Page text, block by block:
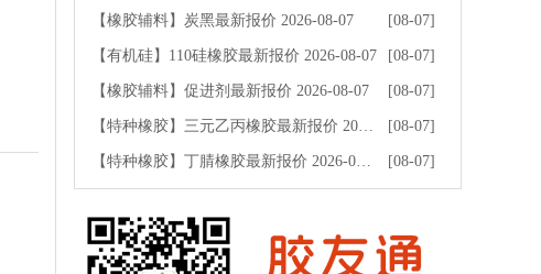
【橡胶辅料】炭黑最新报价 2026-08-07 [08-07]
【有机硅】110硅橡胶最新报价 2026-08-07 [08-07]
【橡胶辅料】促进剂最新报价 2026-08-07 [08-07]
【特种橡胶】三元乙丙橡胶最新报价 2026-08-07 [08-07]
【特种橡胶】丁腈橡胶最新报价 2026-08-07 [08-07]